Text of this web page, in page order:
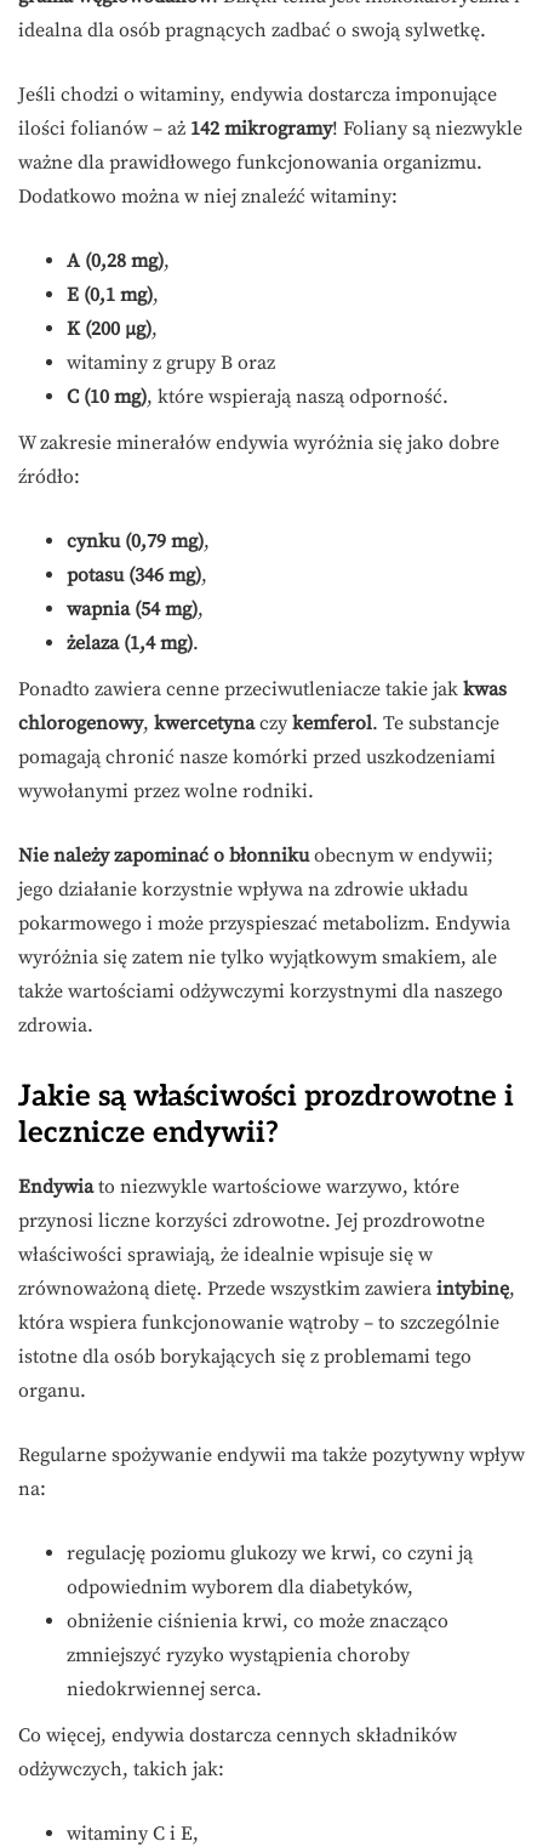
idealna dla osób pragnących zadbać o swoją sylwetkę.
Jeśli chodzi o witaminy, endywia dostarcza imponujące
ilości folianów – aż 142 mikrogramy! Foliany są niezwykle
ważne dla prawidłowego funkcjonowania organizmu.
Dodatkowo można w niej znaleźć witaminy:
A (0,28 mg),
E (0,1 mg),
K (200 μg),
witaminy z grupy B oraz
C (10 mg), które wspierają naszą odporność.
W zakresie minerałów endywia wyróżnia się jako dobre
źródło:
cynku (0,79 mg),
potasu (346 mg),
wapnia (54 mg),
żelaza (1,4 mg).
Ponadto zawiera cenne przeciwutleniacze takie jak kwas
chlorogenowy, kwercetynaczy kemferol. Te substancje
pomagają chronić nasze komórki przed uszkodzeniami
wywołanymi przez wolne rodniki.
Nie należy zapominać o błonnikuobecnym w endywii;
jego działanie korzystnie wpływa na zdrowie układu
pokarmowego i może przyspieszać metabolizm. Endywia
wyróżnia się zatem nie tylko wyjątkowym smakiem, ale
także wartościami odżywczymi korzystnymi dla naszego
zdrowia.
Jakie są właściwości prozdrowotne i
lecznicze endywii?
Endywiato niezwykle wartościowe warzywo, które
przynosi liczne korzyści zdrowotne. Jej prozdrowotne
właściwości sprawiają, że idealnie wpisuje się w
zrównoważoną dietę. Przede wszystkim zawiera intybinę,
która wspiera funkcjonowanie wątroby – to szczególnie
istotne dla osób borykających się z problemami tego
organu.
Regularne spożywanie endywii ma także pozytywny wpływ
na:
regulację poziomu glukozy we krwi, co czyni ją
odpowiednim wyborem dla diabetyków,
obniżenie ciśnienia krwi, co może znacząco
zmniejszyć ryzyko wystąpienia choroby
niedokrwiennej serca.
Co więcej, endywia dostarcza cennych składników
odżywczych, takich jak:
witaminy C i E,